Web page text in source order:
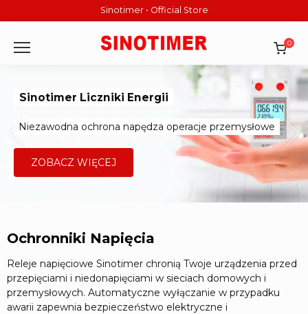
to
Sinotimer • Official Store
0
Sinotimer Liczniki Energii
Niezawodna ochrona napędza operacje przemysłowe
ZOBACZ WIĘCEJ
Ochronniki Napięcia
Releje napięciowe Sinotimer chronią Twoje urządzenia przed
przepięciami i niedonapięciami w sieciach domowych i
przemysłowych. Automatyczne wyłączanie w przypadku
awarii zapewnia bezpieczeństwo elektryczne i